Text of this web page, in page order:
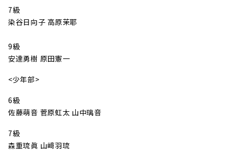
7級
染谷日向子 高原茉耶
9級
安達勇樹 原田憲一
<少年部>
6級
佐藤萌音 菅原虹太 山中璃音
7級
森重琉眞 山﨑羽琉